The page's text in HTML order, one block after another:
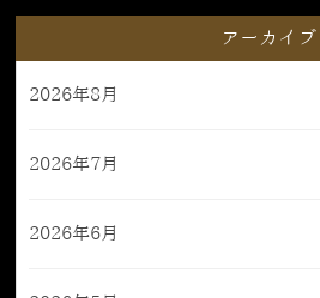
アーカイブ
2026年8月
2026年7月
2026年6月